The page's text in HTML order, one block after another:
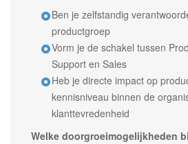
Ben je zelfstandig
productgroep
Vorm je de schakel tussen
Support en Sales
Heb je directe impact op
kennisniveau binnen de
klanttevredenheid
Welke doorgroeimogelijkheden